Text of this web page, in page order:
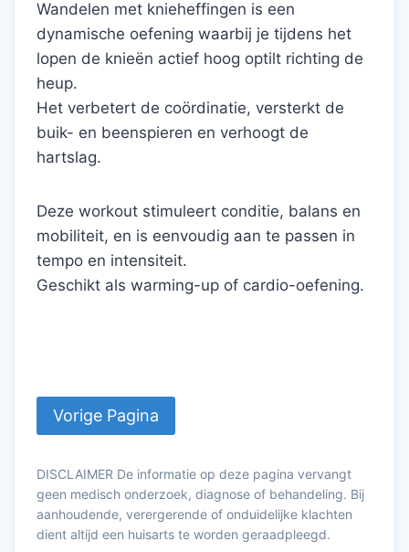
Wandelen met knieheffingen is een
dynamische oefening waarbij je tijdens het
lopen de knieën actief hoog optilt richting de
heup.
Het verbetert de coördinatie, versterkt de
buik- en beenspieren en verhoogt de
hartslag.
Deze workout stimuleert conditie, balans en
mobiliteit, en is eenvoudig aan te passen in
tempo en intensiteit.
Geschikt als warming-up of cardio-oefening.
DISCLAIMER De informatie op deze pagina vervangt
geen medisch onderzoek, diagnose of behandeling. Bij
aanhoudende, verergerende of onduidelijke klachten
dient altijd een huisarts te worden geraadpleegd.